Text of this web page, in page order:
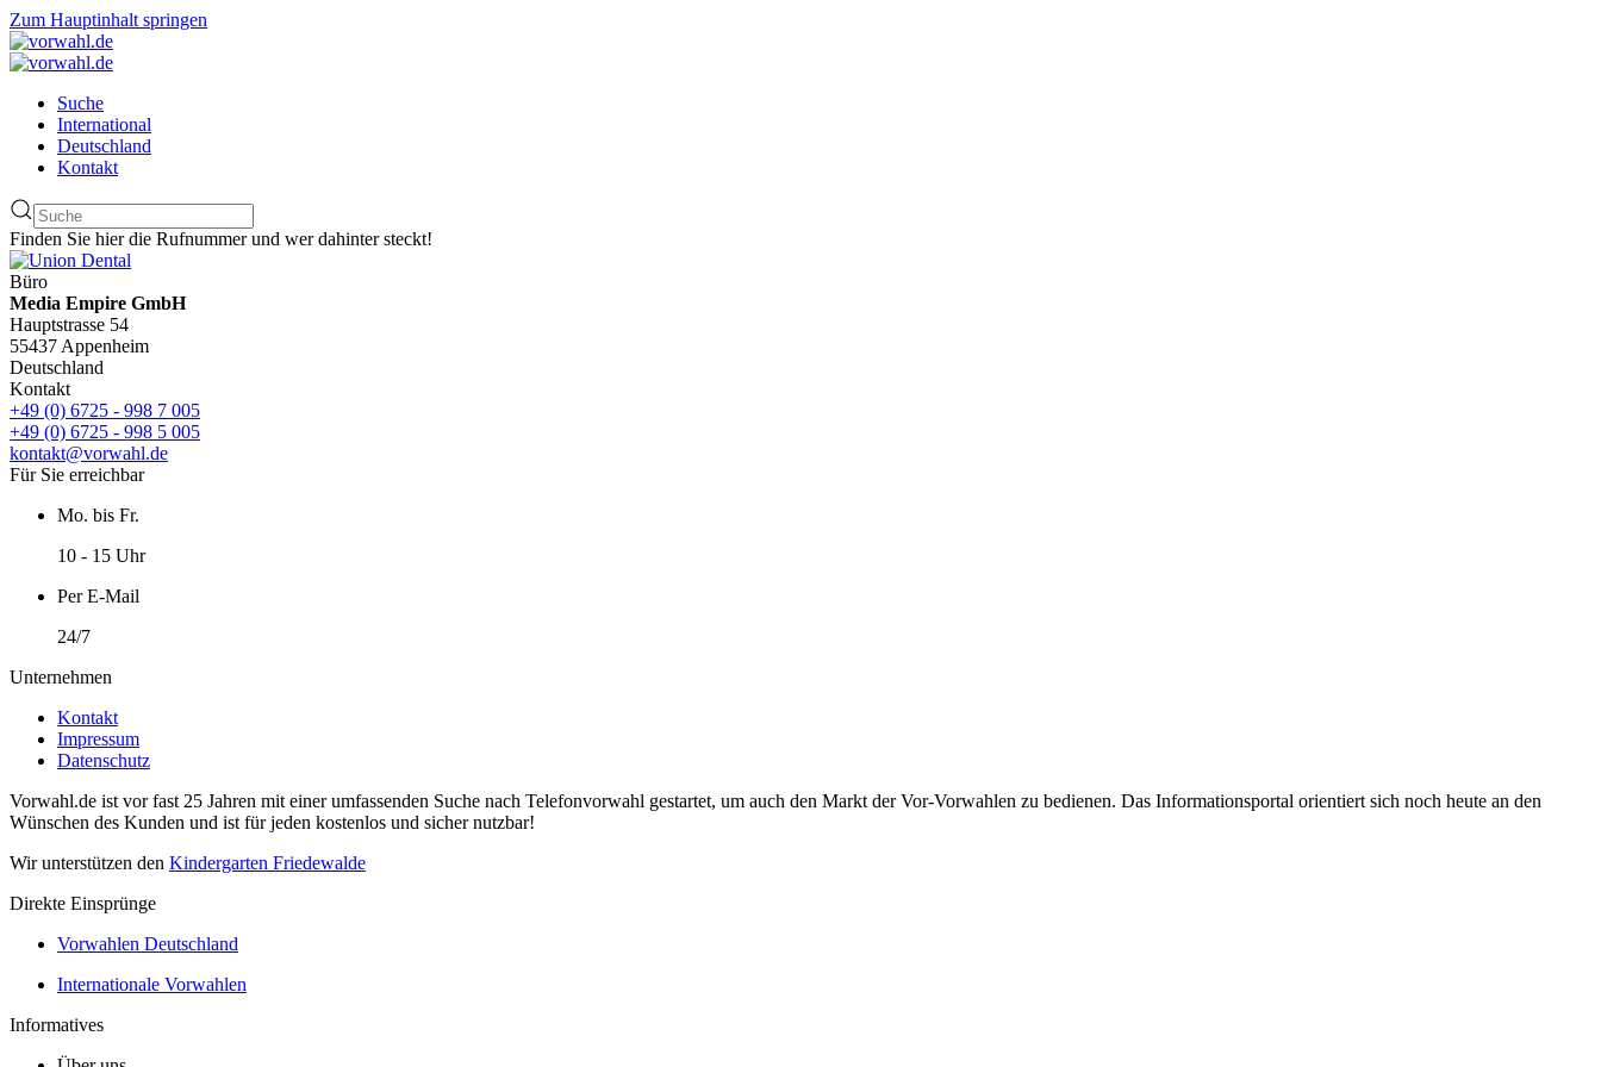
Zum Hauptinhalt springen
Suche
International
Deutschland
Kontakt
Finden Sie hier die Rufnummer und wer dahinter steckt!
Büro
Media Empire GmbH
Hauptstrasse 54
55437 Appenheim
Deutschland
Kontakt
+49 (0) 6725 - 998 7 005
+49 (0) 6725 - 998 5 005
kontakt@vorwahl.de
Für Sie erreichbar
Mo. bis Fr.
10 - 15 Uhr
Per E-Mail
24/7
Unternehmen
Kontakt
Impressum
Datenschutz
Vorwahl.de ist vor fast 25 Jahren mit einer umfassenden Suche nach Telefonvorwahl gestartet, um auch den Markt der Vor-Vorwahlen zu bedienen. Das Informationsportal orientiert sich noch heute an den
Wünschen des Kunden und ist für jeden kostenlos und sicher nutzbar!
Wir unterstützen den Kindergarten Friedewalde
Direkte Einsprünge
Vorwahlen Deutschland
Internationale Vorwahlen
Informatives